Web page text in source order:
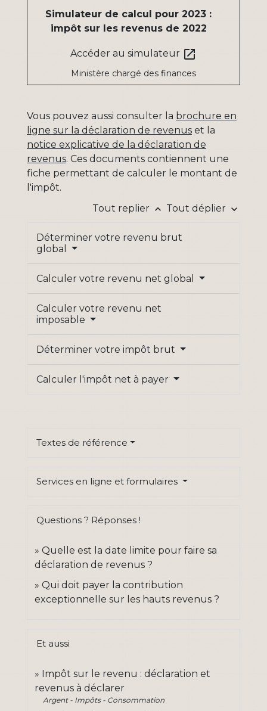
Simulateur de calcul pour 2023 :
impôt sur les revenus de 2022
Accéder au simulateur open_in_new
Ministère chargé des finances
Vous pouvez aussi consulter la brochure en
ligne sur la déclaration de revenus et la
notice explicative de la déclaration de
revenus. Ces documents contiennent une
fiche permettant de calculer le montant de
l'impôt.
Tout replier keyboard_arrow_up Tout déplier keyboard_arrow_down
Déterminer votre revenu brut
global
Calculer votre revenu net global
Calculer votre revenu net
imposable
Déterminer votre impôt brut
Calculer l'impôt net à payer
Textes de référence
Services en ligne et formulaires
Questions ? Réponses !
Quelle est la date limite pour faire sa
déclaration de revenus ?
Qui doit payer la contribution
exceptionnelle sur les hauts revenus ?
Et aussi
Impôt sur le revenu : déclaration et
revenus à déclarer
Argent - Impôts - Consommation